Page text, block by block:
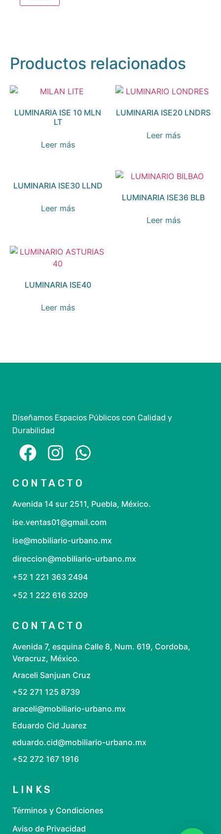
Productos relacionados
LUMINARIA ISE 10 MLN
LT
Leer más
LUMINARIA ISE20 LNDRS
Leer más
LUMINARIA ISE30 LLND
Leer más
LUMINARIA ISE36 BLB
Leer más
LUMINARIA ISE40
Leer más
Diseñamos Espacios Públicos con Calidad y
Durabilidad
CONTACTO
Avenida 14 sur 2511, Puebla, México.
ise.ventas01@gmail.com
ise@mobiliario-urbano.mx
direccion@mobiliario-urbano.mx
+52 1 221 363 2494
+52 1 222 616 3209
CONTACTO
Avenida 7, esquina Calle 8, Num. 619, Cordoba,
Veracruz, México.
Araceli Sanjuan Cruz
+52 271 125 8739
araceli@mobiliario-urbano.mx
Eduardo Cid Juarez
eduardo.cid@mobiliario-urbano.mx
+52 272 167 1916
LINKS
Términos y Condiciones
Aviso de Privacidad